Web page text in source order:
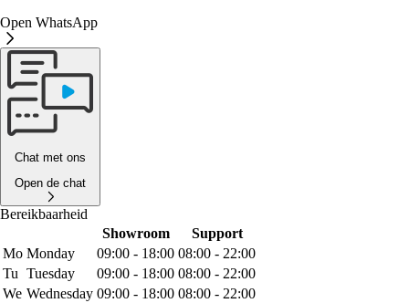
Open WhatsApp
Chat met ons
Open de chat
Bereikbaarheid
Showroom
Support
Mo Monday 09:00 - 18:00 08:00 - 22:00
Tu Tuesday 09:00 - 18:00 08:00 - 22:00
We Wednesday 09:00 - 18:00 08:00 - 22:00